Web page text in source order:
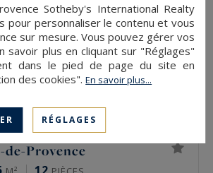
Provence
Sotheby's International Realty
pour personnaliser le contenu et vous
sur mesure. Vous pouvez gérer vos
savoir plus en cliquant sur "Réglages"
dans le pied de page du site en
des cookies".En savoir plus...
RÉGLAGES